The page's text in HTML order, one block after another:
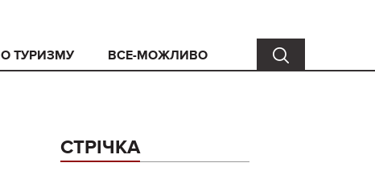
ТУРИЗМУ ВСЕ-МОЖЛИВО
СТРІЧКА